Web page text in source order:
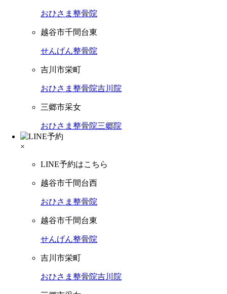
おひさま整骨院
越谷市千間台東
せんげん整骨院
吉川市栄町
おひさま整骨院吉川院
三郷市采女
おひさま整骨院三郷院
×
LINE予約はこちら
越谷市千間台西
おひさま整骨院
越谷市千間台東
せんげん整骨院
吉川市栄町
おひさま整骨院吉川院